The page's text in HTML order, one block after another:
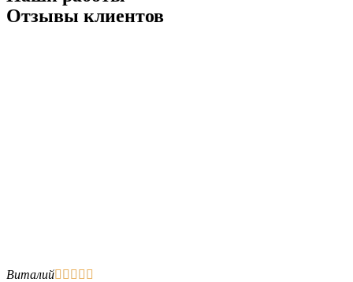
Отзывы клиентов
Виталий    